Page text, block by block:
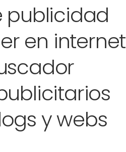
publicidad
en internet
y webs